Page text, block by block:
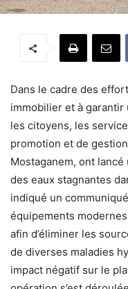
Dans le cadre des
immobilier et à
les citoyens, les
promotion et de
Mostaganem, ont
des eaux stagnantes
indiqué un
équipements
afin d’éliminer les
de diverses maladies
impact négatif sur le